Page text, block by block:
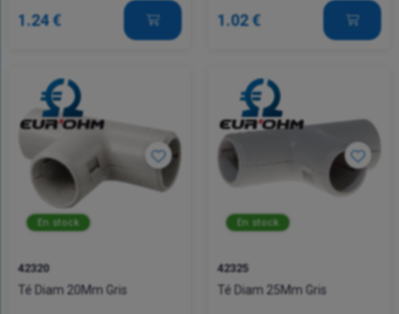
1.24 € 1.02 €
En stock
42320
Té Diam 20Mm Gris
En stock
42325
Té Diam 25Mm Gris